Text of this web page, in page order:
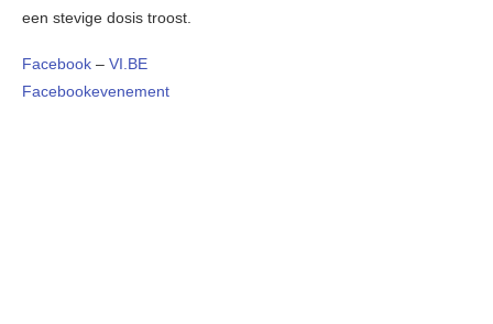
een stevige dosis troost.
Facebook – VI.BE
Facebookevenement